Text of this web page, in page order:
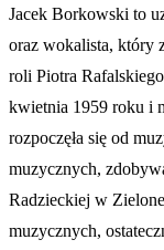
Jacek Borkowski to
oraz wokalista, który
roli Piotra
kwietnia 1959 roku i
rozpoczęła się od
muzycznych,
Radzieckiej w
muzycznych,